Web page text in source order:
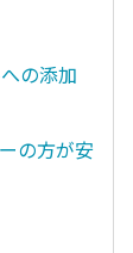
の添加
の方が安